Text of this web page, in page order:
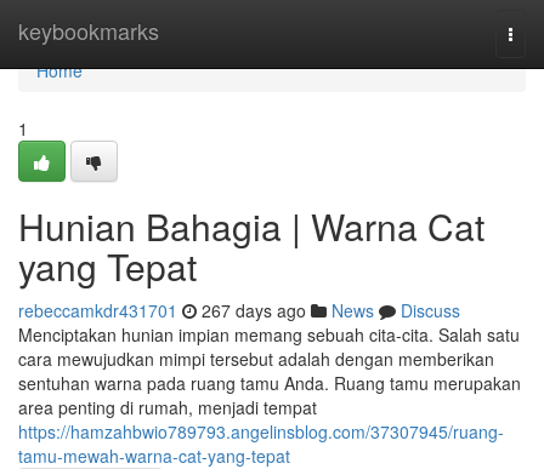
keybookmarks
Home
Home
1
Hunian Bahagia | Warna Cat
yang Tepat
rebeccamkdr431701 267 days ago News
Discuss
Menciptakan hunian impian memang sebuah cita-cita. Salah satu
cara mewujudkan mimpi tersebut adalah dengan memberikan
sentuhan warna pada ruang tamu Anda. Ruang tamu merupakan
area penting di rumah, menjadi tempat
https://hamzahbwio789793.angelinsblog.com/37307945/ruang-
tamu-mewah-warna-cat-yang-tepat